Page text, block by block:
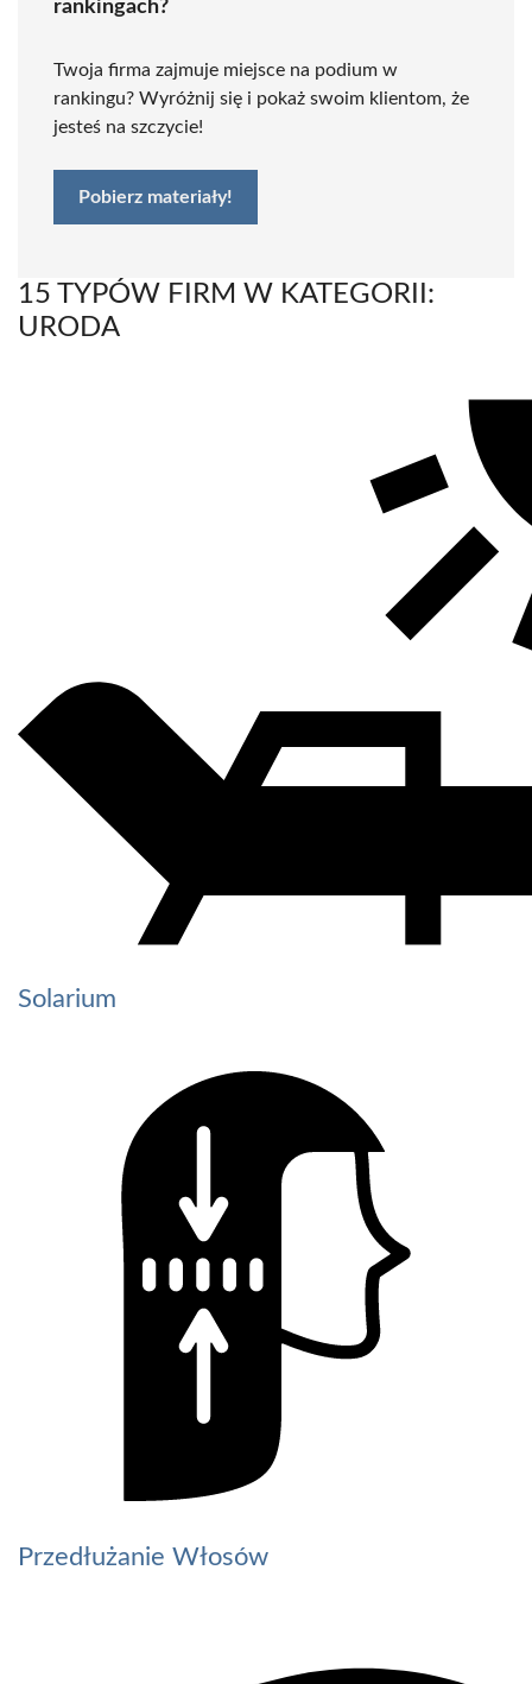
rankingach?
Twoja firma zajmuje miejsce na podium w
rankingu? Wyróżnij się i pokaż swoim klientom, że
jesteś na szczycie!
Pobierz materiały!
15 TYPÓW FIRM W KATEGORII:
URODA
Solarium
Przedłużanie Włosów